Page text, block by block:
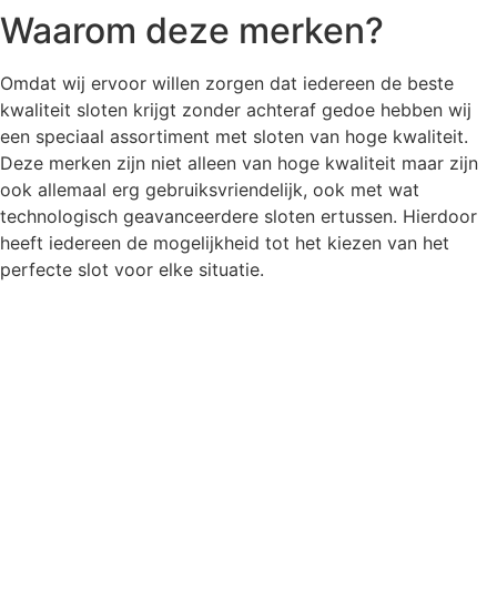
Waarom deze merken?
Omdat wij ervoor willen zorgen dat iedereen de beste
kwaliteit sloten krijgt zonder achteraf gedoe hebben wij
een speciaal assortiment met sloten van hoge kwaliteit.
Deze merken zijn niet alleen van hoge kwaliteit maar zijn
ook allemaal erg gebruiksvriendelijk, ook met wat
technologisch geavanceerdere sloten ertussen. Hierdoor
heeft iedereen de mogelijkheid tot het kiezen van het
perfecte slot voor elke situatie.